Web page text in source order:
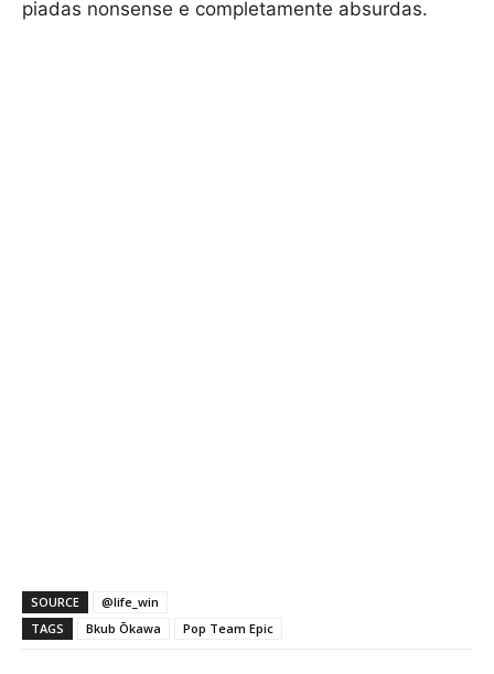
piadas nonsense e completamente absurdas.
SOURCE
@life_win
TAGS
Bkub Ōkawa Pop Team Epic